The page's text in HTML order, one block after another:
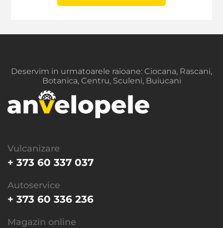
Deservim in urmatoarele raioane: Ciocana, Rascani,
Botanica, Centru, Sculeni, Buiucani
Vulcanizare
+ 373 60 337 037
Autoservice
+ 373 60 336 236
Magazin online